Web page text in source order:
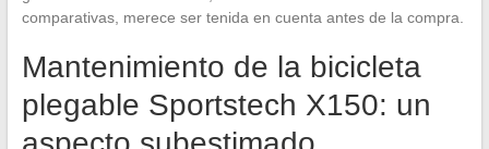
comparativas, merece ser tenida en cuenta antes de la compra.
Mantenimiento de la bicicleta
plegable Sportstech X150: un